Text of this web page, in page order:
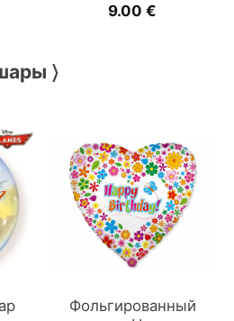
9.00€
〉
Фольгированный